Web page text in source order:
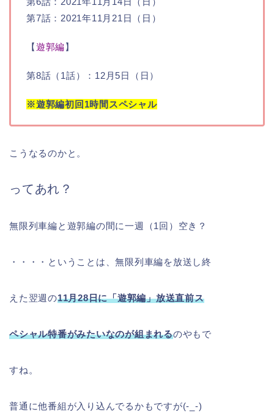
第7話：2021年11月21日（日）
【遊郭編】
第8話（1話）：12月5日（日）
※遊郭編初回1時間スペシャル
こうなるのかと。
ってあれ？
無限列車編と遊郭編の間に一週（1回）空き？
・・・・ということは、無限列車編を放送し終
えた翌週の11月28日に「遊郭編」放送直前ス
ペシャル特番がみたいなのが組まれるのやもで
すね。
普通に他番組が入り込んでるかもですが(-_-)